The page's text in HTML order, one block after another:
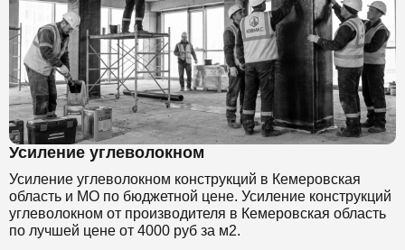
Усиление углеволокном
Усиление углеволокном конструкций в Кемеровская
область и МО по бюджетной цене. Усиление конструкций
углеволокном от производителя в Кемеровская область
по лучшей цене от 4000 руб за м2.